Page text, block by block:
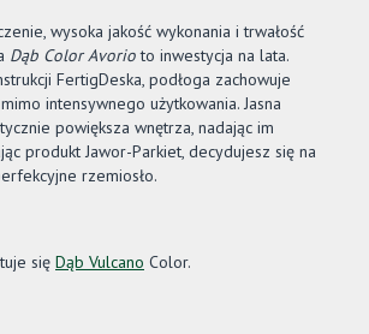
wysoka jakość wykonania i trwałość
Dąb Color Avorioto inwestycja na lata.
FertigDeska, podłoga zachowuje
intensywnego użytkowania. Jasna
powiększa wnętrza, nadając im
produkt Jawor-Parkiet, decydujesz się na
rzemiosło.
się Dąb Vulcano Color.